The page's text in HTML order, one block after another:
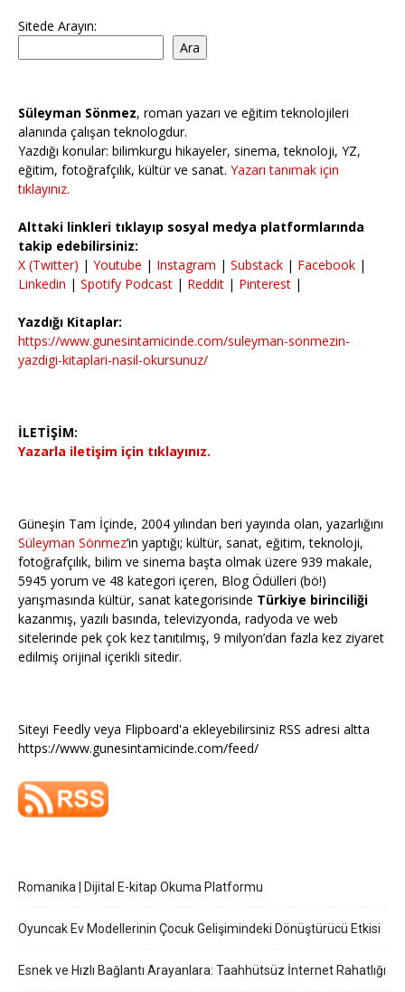
Sitede Arayın:
Ara
Süleyman Sönmez, roman yazarı ve eğitim teknolojileri
alanında çalışan teknologdur.
Yazdığı konular: bilimkurgu hikayeler, sinema, teknoloji, YZ,
eğitim, fotoğrafçılık, kültür ve sanat. Yazarı tanımak için
tıklayınız.
Alttaki linkleri tıklayıp sosyal medya platformlarında
takip edebilirsiniz:
X (Twitter) | Youtube | Instagram | Substack | Facebook |
Linkedin | Spotify Podcast | Reddit | Pinterest |
Yazdığı Kitaplar:
https://www.gunesintamicinde.com/suleyman-sonmezin-
yazdigi-kitaplari-nasil-okursunuz/
İLETİŞİM:
Yazarla iletişim için tıklayınız.
Güneşin Tam İçinde, 2004 yılından beri yayında olan, yazarlığını
Süleyman Sönmez‘in yaptığı; kültür, sanat, eğitim, teknoloji,
fotoğrafçılık, bilim ve sinema başta olmak üzere 939 makale,
5945 yorum ve 48 kategori içeren, Blog Ödülleri (bö!)
yarışmasında kültür, sanat kategorisinde Türkiye birinciliği
kazanmış, yazılı basında, televizyonda, radyoda ve web
sitelerinde pek çok kez tanıtılmış, 9 milyon’dan fazla kez ziyaret
edilmiş orijinal içerikli sitedir.
Siteyi Feedly veya Flipboard'a ekleyebilirsiniz RSS adresi altta
https://www.gunesintamicinde.com/feed/
Romanika | Dijital E-kitap Okuma Platformu
Oyuncak Ev Modellerinin Çocuk Gelişimindeki Dönüştürücü Etkisi
Esnek ve Hızlı Bağlantı Arayanlara: Taahhütsüz İnternet Rahatlığı